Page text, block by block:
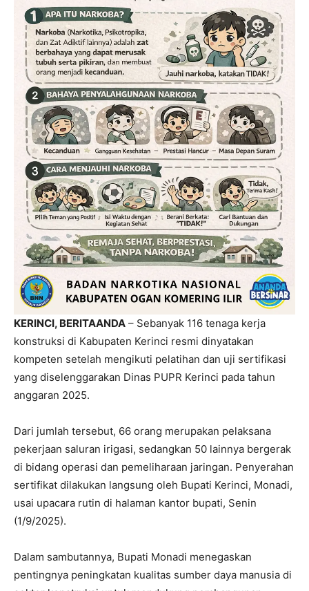
KERINCI, BERITAANDA – Sebanyak 116 tenaga kerja
konstruksi di Kabupaten Kerinci resmi dinyatakan
kompeten setelah mengikuti pelatihan dan uji sertifikasi
yang diselenggarakan Dinas PUPR Kerinci pada tahun
anggaran 2025.
Dari jumlah tersebut, 66 orang merupakan pelaksana
pekerjaan saluran irigasi, sedangkan 50 lainnya bergerak
di bidang operasi dan pemeliharaan jaringan. Penyerahan
sertifikat dilakukan langsung oleh Bupati Kerinci, Monadi,
usai upacara rutin di halaman kantor bupati, Senin
(1/9/2025).
Dalam sambutannya, Bupati Monadi menegaskan
pentingnya peningkatan kualitas sumber daya manusia di